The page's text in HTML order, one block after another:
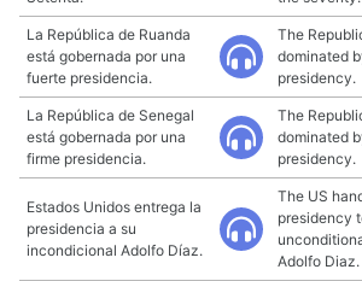
La República de Ruanda
está gobernada por una
fuerte presidencia.
The
dominated
presidency.
La República de Senegal
está gobernada por una
firme presidencia.
The
dominated
presidency.
Estados Unidos entrega la
presidencia a su
incondicional Adolfo Díaz.
The US
presidency
Adolfo Diaz.